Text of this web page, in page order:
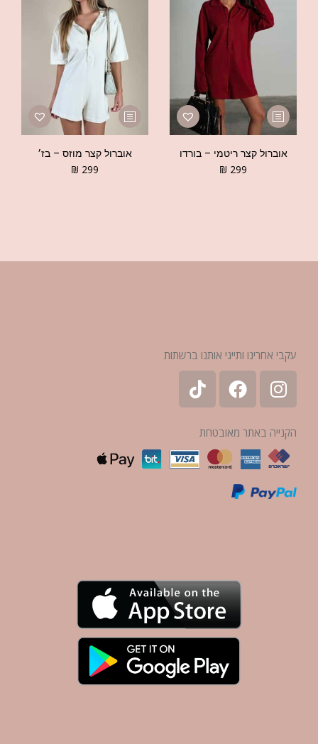
אוברול קצר ריטמי – בורדו
₪ 299
אוברול קצר מוזס – בז׳
₪ 299
עקבי אחרינו ותייגי אותנו ברשתות
הקנייה באתר מאובטחת